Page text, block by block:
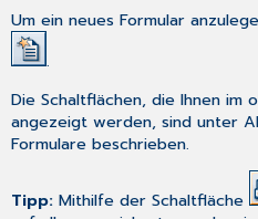
Um ein neues Formular
.
Die Schaltflächen, die Ihnen im
angezeigt werden, sind unter
Formulare beschrieben.
Tipp:Mithilfe der Schaltfläche